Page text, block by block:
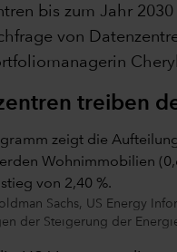
bis zum Jahr
von
treiben
Sachs, US Energy
der Steigerung der